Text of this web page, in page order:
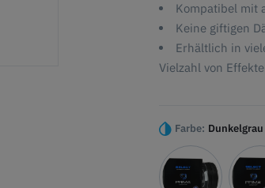
Kompatibel mit
Keine giftigen
Erhältlich in
Vielzahl von
Farbe: Dunkelgrau